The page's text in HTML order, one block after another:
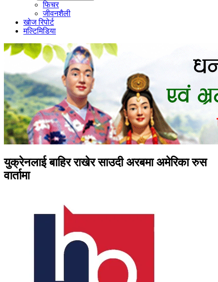
फिचर
जीवनशैली
खोज रिपोर्ट
मल्टिमिडिया
युक्रेनलाई बाहिर राखेर साउदी अरबमा अमेरिका रुस
वार्तामा